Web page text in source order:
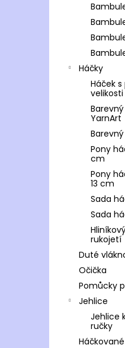
Háčky
Háček
velikosti
YarnArt
Pony
cm
Pony
13 cm
Sada
Sada
rukojetí
Duté
Očička
Pomůcky
Jehlice
Jehlice
ručky